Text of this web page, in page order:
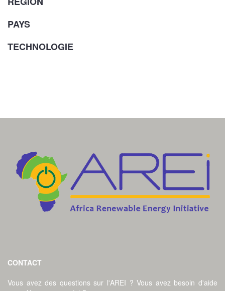
PAYS
TECHNOLOGIE
CONTACT
Vous avez des questions sur l'AREI ? Vous avez besoin d'aide